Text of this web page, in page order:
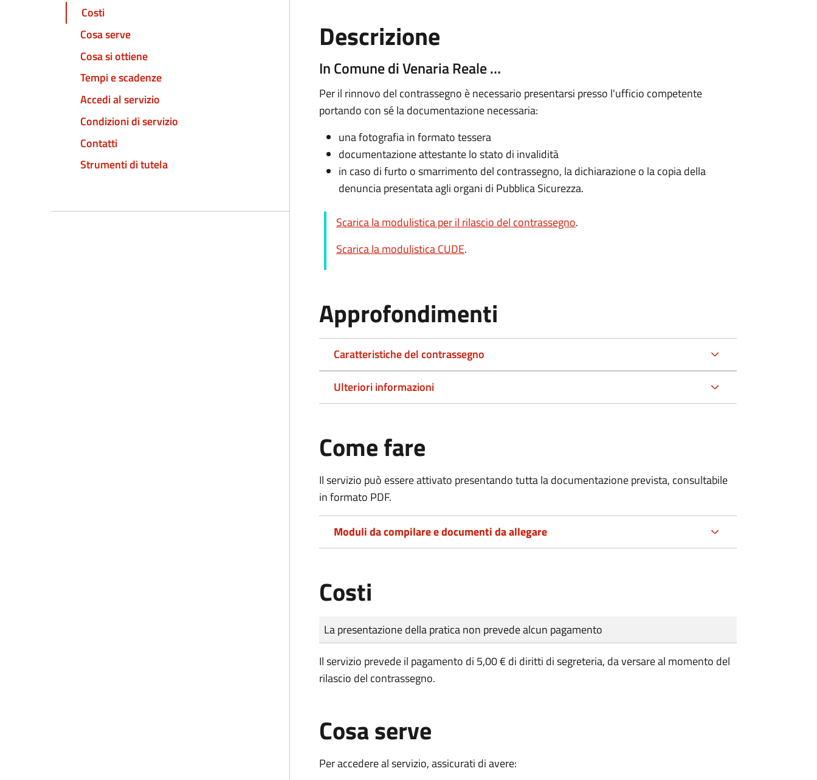
Costi
Cosa serve
Cosa si ottiene
Tempi e scadenze
Accedi al servizio
Condizioni di servizio
Contatti
Strumenti di tutela
Descrizione
In Comune di Venaria Reale …
Per il rinnovo del contrassegno è necessario presentarsi presso l'ufficio competente
portando con sé la documentazione necessaria:
una fotografia in formato tessera
documentazione attestante lo stato di invalidità
in caso di furto o smarrimento del contrassegno, la dichiarazione o la copia della
denuncia presentata agli organi di Pubblica Sicurezza.
Scarica la modulistica per il rilascio del contrassegno.
Scarica la modulistica CUDE.
Approfondimenti
Caratteristiche del contrassegno
Ulteriori informazioni
Come fare
Il servizio può essere attivato presentando tutta la documentazione prevista, consultabile
in formato PDF.
Moduli da compilare e documenti da allegare
Costi
Tipo di pagamento
Importo
La presentazione della pratica non prevede alcun pagamento
Il servizio prevede il pagamento di 5,00 € di diritti di segreteria, da versare al momento del
rilascio del contrassegno.
Cosa serve
Per accedere al servizio, assicurati di avere: